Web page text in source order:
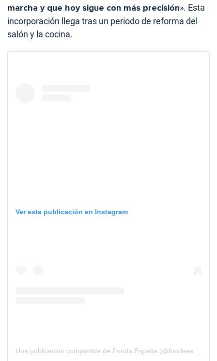
marcha y que hoy sigue con más precisión». Esta
incorporación llega tras un periodo de reforma del
salón y la cocina.
Ver esta publicación en Instagram